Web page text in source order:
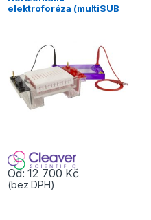
lze vybrat na stránce
elektroforéza (multiSUB
Od:12 700Kč
(bez DPH)
Tento produkt má více variant.